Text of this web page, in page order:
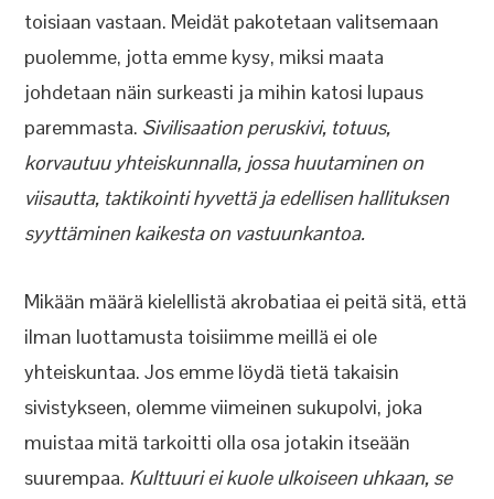
toisiaan vastaan. Meidät pakotetaan valitsemaan
puolemme, jotta emme kysy, miksi maata
johdetaan näin surkeasti ja mihin katosi lupaus
paremmasta. Sivilisaation peruskivi, totuus,
korvautuu yhteiskunnalla, jossa huutaminen on
viisautta, taktikointi hyvettä ja edellisen hallituksen
syyttäminen kaikesta on vastuunkantoa.
Mikään määrä kielellistä akrobatiaa ei peitä sitä, että
ilman luottamusta toisiimme meillä ei ole
yhteiskuntaa. Jos emme löydä tietä takaisin
sivistykseen, olemme viimeinen sukupolvi, joka
muistaa mitä tarkoitti olla osa jotakin itseään
suurempaa. Kulttuuri ei kuole ulkoiseen uhkaan, se